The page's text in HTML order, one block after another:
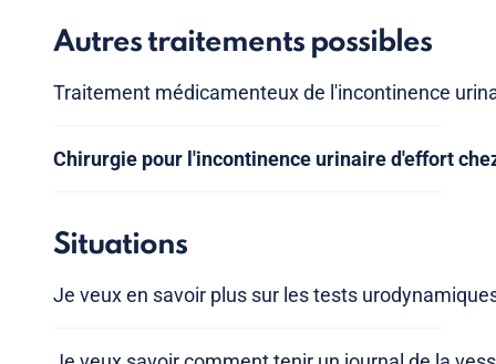
Autres traitements possibles
Traitement médicamenteux de l'incontinence
Chirurgie pour l'incontinence urinaire d'effort
Situations
Je veux en savoir plus sur les tests